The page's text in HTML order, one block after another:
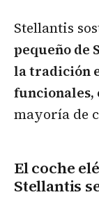
Stellantis
pequeño de
la tradición
funcionales,
mayoría de
El coche
Stellantis